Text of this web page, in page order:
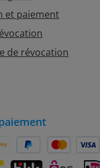
et paiement
de révocation
Pay
Später Bezahlen
Kredit-